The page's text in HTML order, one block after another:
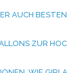
AUCH
ZUR